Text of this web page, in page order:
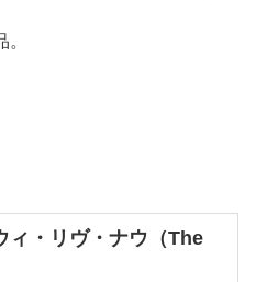
ィ・リヴ・ナウ（The